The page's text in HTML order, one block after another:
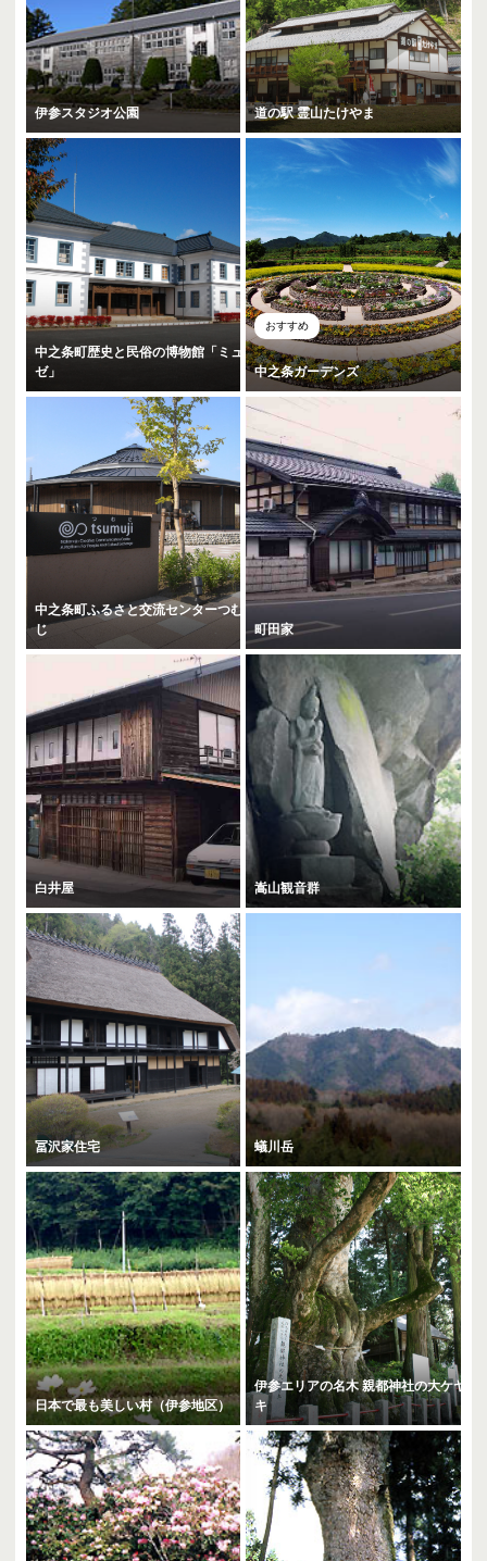
伊参スタジオ公園 道の駅 霊山たけやま
中之条町歴史と民俗の博物館「ミュ
ゼ」
おすすめ
中之条ガーデンズ
中之条町ふるさと交流センターつむ
じ
町田家
白井屋 嵩山観音群
冨沢家住宅 蟻川岳
日本で最も美しい村（伊参地区）
伊参エリアの名木 親都神社の大ケヤ
キ